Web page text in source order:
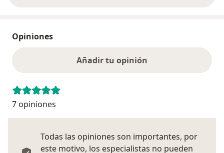
Opiniones
Añadir tu opinión
7 opiniones
Todas las opiniones son importantes, por
este motivo, los especialistas no pueden